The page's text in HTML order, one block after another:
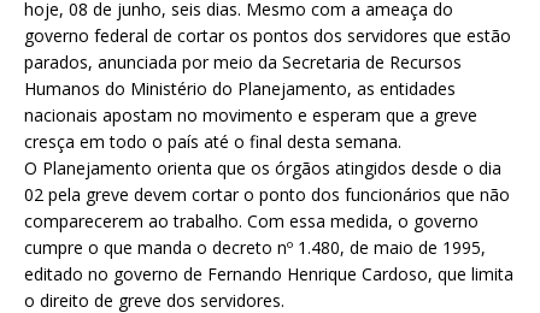
hoje, 08 de junho, seis dias. Mesmo com a ameaça do
governo federal de cortar os pontos dos servidores que estão
parados, anunciada por meio da Secretaria de Recursos
Humanos do Ministério do Planejamento, as entidades
nacionais apostam no movimento e esperam que a greve
cresça em todo o país até o final desta semana.
O Planejamento orienta que os órgãos atingidos desde o dia
02 pela greve devem cortar o ponto dos funcionários que não
comparecerem ao trabalho. Com essa medida, o governo
cumpre o que manda o decreto nº 1.480, de maio de 1995,
editado no governo de Fernando Henrique Cardoso, que limita
o direito de greve dos servidores.